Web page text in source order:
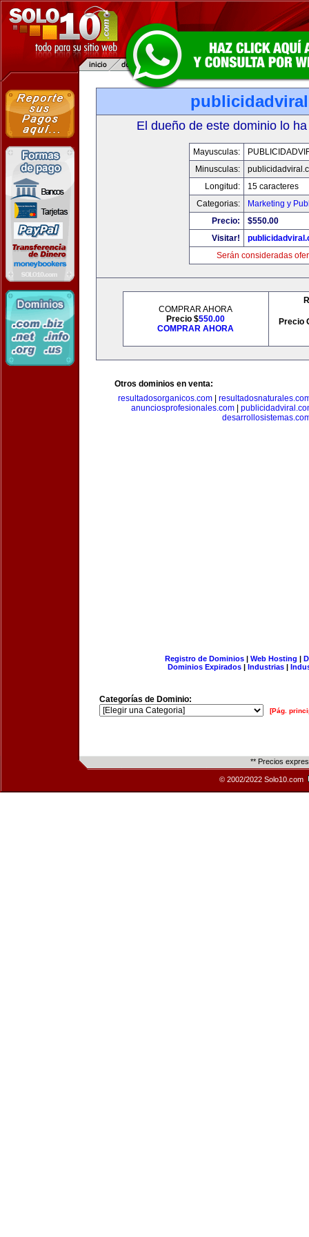
El dueño de este dominio lo
Mayusculas:
Minusculas:
Longitud:
15 caracteres
Categorias:
Marketing y
Precio:
$550.00
Visitar!
Serán consideradas
COMPRAR AHORA
Precio $550.00
COMPRAR AHORA
Precio
Otros dominios en venta:
resultadosorganicos.com
anunciosprofesionales.com|
Registro de Dominios| Web Hosting |
Dominios Expirados | Industrias |
Categorías de Dominio:
[Pág.
** Precios
© 2002/2022 Solo10.com